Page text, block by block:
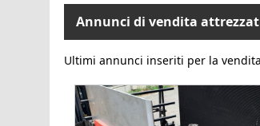
Annunci di vendita
Ultimi annunci inseriti per la